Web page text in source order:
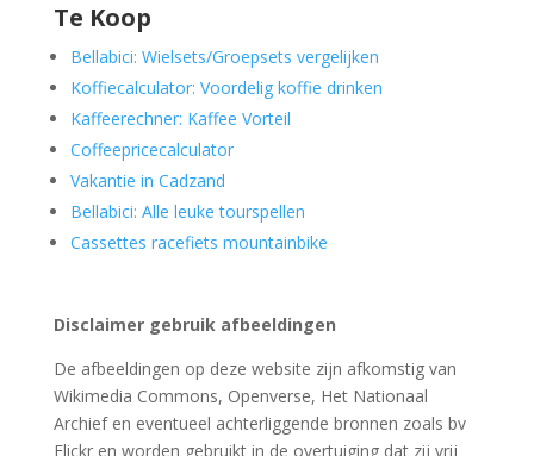
Te Koop
Bellabici: Wielsets/Groepsets vergelijken
Koffiecalculator: Voordelig koffie drinken
Kaffeerechner: Kaffee Vorteil
Coffeepricecalculator
Vakantie in Cadzand
Bellabici: Alle leuke tourspellen
Cassettes racefiets mountainbike
Disclaimer gebruik afbeeldingen
De afbeeldingen op deze website zijn afkomstig van
Wikimedia Commons, Openverse, Het Nationaal
Archief en eventueel achterliggende bronnen zoals bv
Flickr en worden gebruikt in de overtuiging dat zij vrij